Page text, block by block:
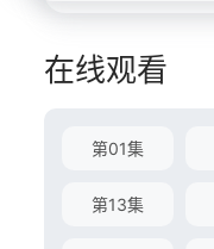
在线观看
第01集
第13集